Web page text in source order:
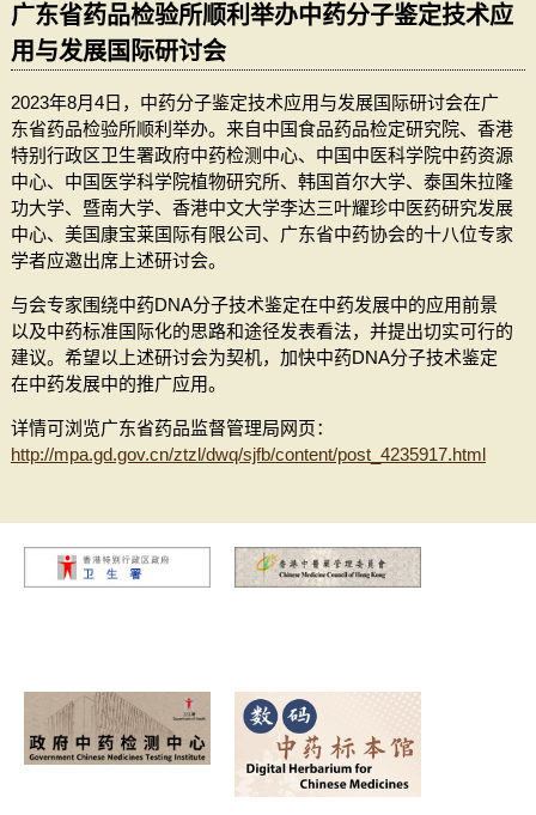
广东省药品检验所顺利举办中药分子鉴定技术应
用与发展国际研讨会
2023年8月4日，中药分子鉴定技术应用与发展国际研讨会在广
东省药品检验所顺利举办。来自中国食品药品检定研究院、香港
特别行政区卫生署政府中药检测中心、中国中医科学院中药资源
中心、中国医学科学院植物研究所、韩国首尔大学、泰国朱拉隆
功大学、暨南大学、香港中文大学李达三叶耀珍中医药研究发展
中心、美国康宝莱国际有限公司、广东省中药协会的十八位专家
学者应邀出席上述研讨会。
与会专家围绕中药DNA分子技术鉴定在中药发展中的应用前景
以及中药标准国际化的思路和途径发表看法，并提出切实可行的
建议。希望以上述研讨会为契机，加快中药DNA分子技术鉴定
在中药发展中的推广应用。
详情可浏览广东省药品监督管理局网页：
http://mpa.gd.gov.cn/ztzl/dwq/sjfb/content/post_4235917.html